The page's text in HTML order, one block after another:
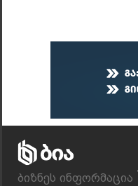
ბიზნეს ინფორმაცია